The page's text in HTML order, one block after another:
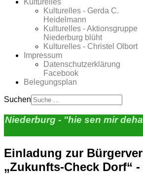
Kulturelles
Kulturelles - Gerda C.
Heidelmann
Kulturelles - Aktionsgruppe
Niederburg blüht
Kulturelles - Christel Olbort
Impressum
Datenschutzerklärung
Facebook
Belegungsplan
Suchen
Niederburg - "hie sen mir
Einladung zur
„Zukunfts-Check Dorf“ -